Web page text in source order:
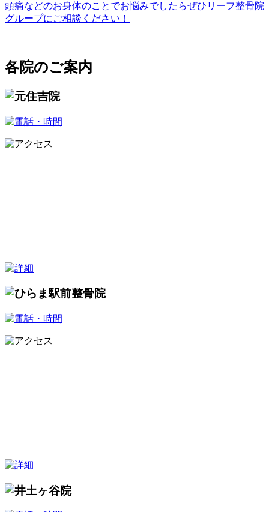
頭痛などのお身体のことでお悩みでしたらぜひリーフ整骨院
グループにご相談ください！
各院のご案内